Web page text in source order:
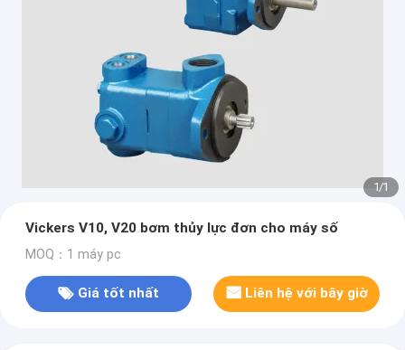
1/1
Vickers V10, V20 bơm thủy lực đơn cho máy số
MOQ：1 máy pc
Giá tốt nhất Liên hệ với bây giờ